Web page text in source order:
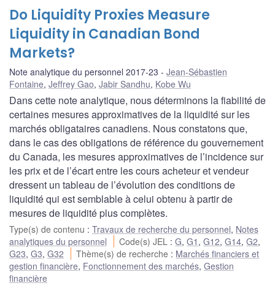
Do Liquidity Proxies Measure
Liquidity in Canadian Bond
Markets?
Note analytique du personnel 2017-23
Jean-Sébastien
Fontaine, Jeffrey Gao, Jabir Sandhu, Kobe Wu
Dans cette note analytique, nous déterminons la fiabilité de
certaines mesures approximatives de la liquidité sur les
marchés obligataires canadiens. Nous constatons que,
dans le cas des obligations de référence du gouvernement
du Canada, les mesures approximatives de l’incidence sur
les prix et de l’écart entre les cours acheteur et vendeur
dressent un tableau de l’évolution des conditions de
liquidité qui est semblable à celui obtenu à partir de
mesures de liquidité plus complètes.
Type(s) de contenu : Travaux de recherche du personnel, Notes
analytiques du personnel
Code(s) JEL :G,G1 ,G12,G14,G2,
G23, G3, G32 Thème(s) de recherche : Marchés financiers et
gestion financière, Fonctionnement des marchés, Gestion
financière